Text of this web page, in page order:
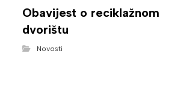
Obavijest o reciklažnom
dvorištu
Novosti